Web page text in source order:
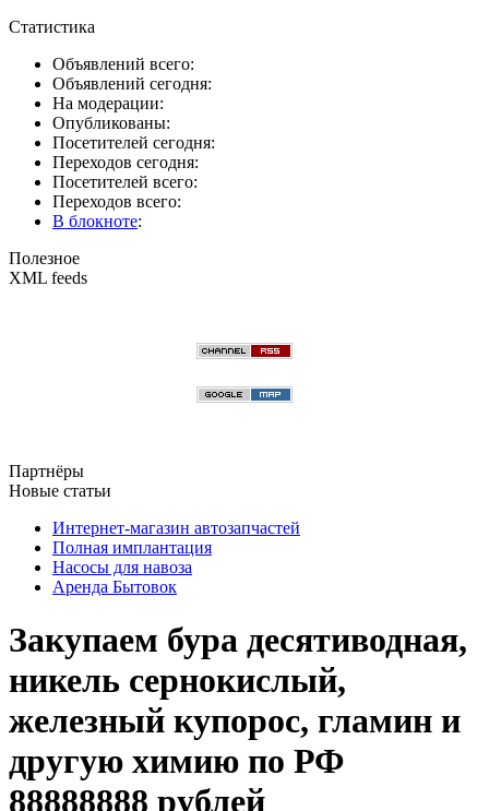
Статистика
Объявлений всего:
Объявлений сегодня:
На модерации:
Опубликованы:
Посетителей сегодня:
Переходов сегодня:
Посетителей всего:
Переходов всего:
В блокноте:
Полезное
XML feeds
Партнёры
Новые статьи
Интернет-магазин автозапчастей
Полная имплантация
Насосы для навоза
Аренда Бытовок
Закупаем бура десятиводная,
никель сернокислый,
железный купорос, гламин и
другую химию по РФ
88888888 рублей